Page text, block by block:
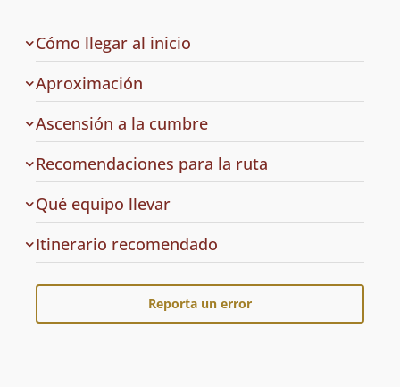
Cómo llegar al inicio
la
Aproximación
Ascensión a la cumbre
Recomendaciones para la ruta
Qué equipo llevar
Cuál
es
Itinerario recomendado
Reporta un error